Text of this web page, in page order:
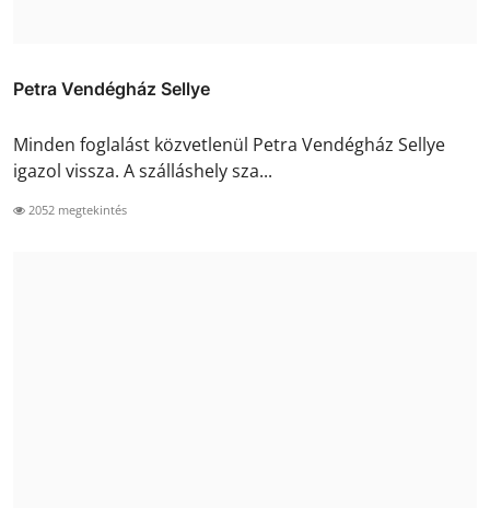
Petra Vendégház Sellye
Minden foglalást közvetlenül Petra Vendégház Sellye
igazol vissza. A szálláshely sza...
2052 megtekintés